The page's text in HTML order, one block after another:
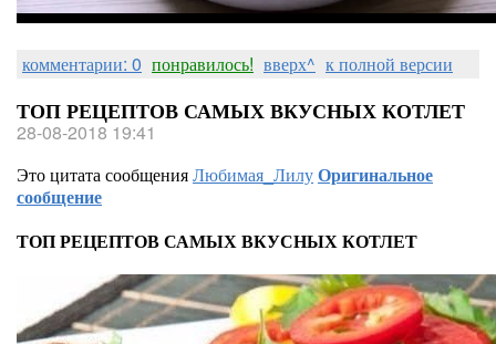
комментарии: 0 понравилось! вверх^ к полной версии
ТОП РЕЦЕПТОВ САМЫХ ВКУСНЫХ КОТЛЕТ
28-08-2018 19:41
Это цитата сообщенияЛюбимая_ЛилуОригинальное
сообщение
ТОП РЕЦЕПТОВ САМЫХ ВКУСНЫХ КОТЛЕТ